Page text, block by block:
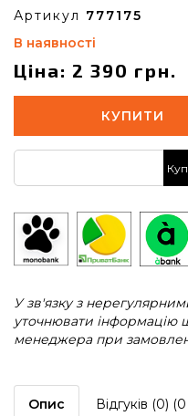
Артикул 777175
В наявності
Ціна: 2 390 грн.
КУПИТИ
У зв'язку з
уточнювати інформацію
менеджера при
Опис Відгуків (0) (0